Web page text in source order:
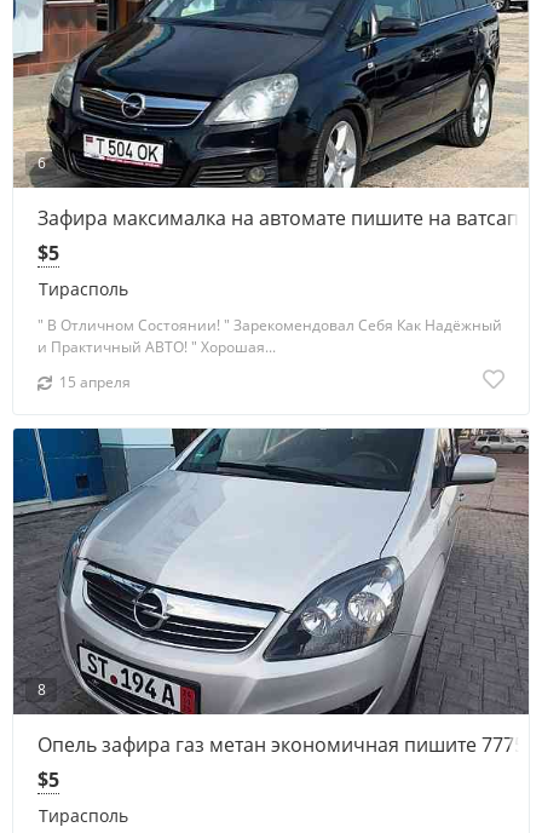
6
Зафира максималка на автомате пишите на ватсап
Тирасполь
$5
" В Отличном Состоянии! " Зарекомендовал Себя Как Надёжный
и Практичный АВТО! " Хорошая...
15 апреля
8
Опель зафира газ метан экономичная пишите
Тирасполь
$5